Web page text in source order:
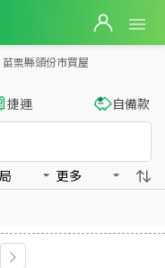
房屋物件出售、房價分析
苗栗縣頭份市買屋
捷運 自備款
更多
分析 - 信義房屋